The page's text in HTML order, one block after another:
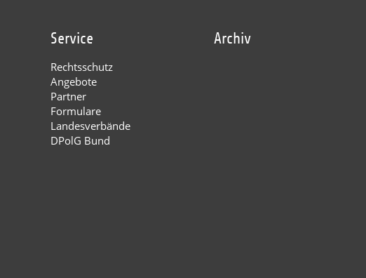
Service
Rechtsschutz
Angebote
Partner
Formulare
Landesverbände
DPolG Bund
Archiv